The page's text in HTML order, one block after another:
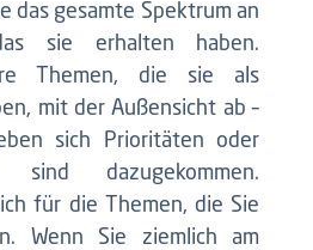
das gesamte Spektrum an
sie erhalten haben.
Themen, die sie als
mit der Außensicht ab –
sich Prioritäten oder
dazugekommen.
für die Themen, die Sie
Wenn Sie ziemlich am